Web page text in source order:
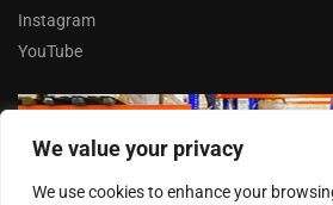
We value your privacy
We use cookies to enhance your
Instagram
YouTube
Trabaja con